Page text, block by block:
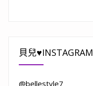
貝兒♥INSTAGRAM
@bellestyle7